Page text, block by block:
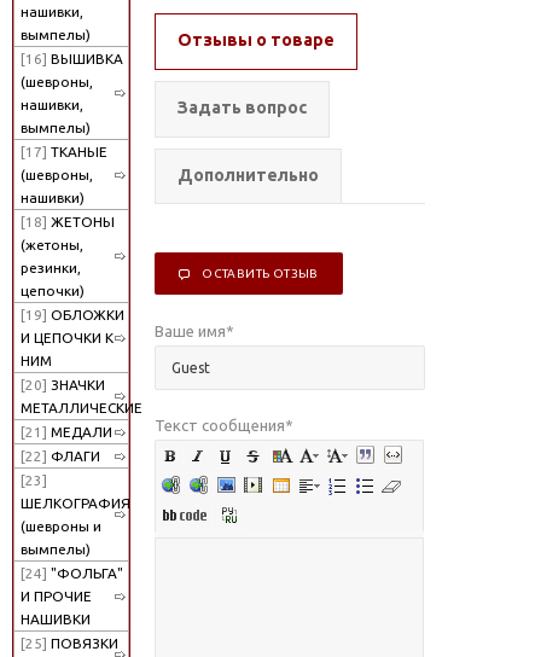
нашивки,
вымпелы)
[16] ВЫШИВКА
(шевроны,
нашивки,
вымпелы)
[17] ТКАНЫЕ
(шевроны,
нашивки)
[18] ЖЕТОНЫ
(жетоны,
резинки,
цепочки)
[19] ОБЛОЖКИ
И ЦЕПОЧКИ К
НИМ
[20] ЗНАЧКИ
МЕТАЛЛИЧЕСКИЕ
[21] МЕДАЛИ
[22] ФЛАГИ
[23]
ШЕЛКОГРАФИЯ
(шевроны и
вымпелы)
[24] "ФОЛЬГА"
И ПРОЧИЕ
НАШИВКИ
[25] ПОВЯЗКИ
Отзывы о товаре
Задать вопрос
Дополнительно
ОСТАВИТЬ ОТЗЫВ
Ваше имя*
Текст сообщения*